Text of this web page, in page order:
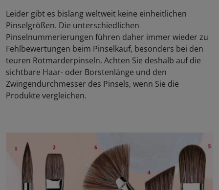
Leider gibt es bislang weltweit keine einheitlichen
Pinselgrößen. Die unterschiedlichen
Pinselnummerierungen führen daher immer wieder zu
Fehlbewertungen beim Pinselkauf, besonders bei den
teuren Rotmarderpinseln. Achten Sie deshalb auf die
sichtbare Haar- oder Borstenlänge und den
Zwingendurchmesser des Pinsels, wenn Sie die
Produkte vergleichen.